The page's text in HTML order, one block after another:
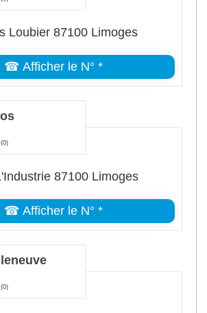
Loubier 87100 Limoges
☎ Afficher le N° *
(0)
87100 Limoges
☎ Afficher le N° *
(0)